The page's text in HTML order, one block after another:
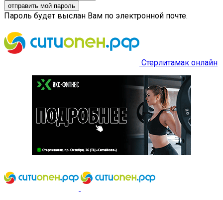
Пароль будет выслан Вам по электронной почте.
Стерлитамак онлайн